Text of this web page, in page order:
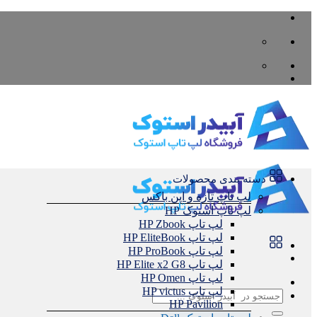
Skip
content
جستجو
دسته بندی محصولات
لپ تاپ تازه و اپن باکس
لپ تاپ استوک HP
لپ تاپ HP Zbook
لپ تاپ HP EliteBook
لپ تاپ HP ProBook
لپ تاپ HP Elite x2 G8
لپ تاپ HP Omen
لپ تاپ HP victus
HP Pavilion